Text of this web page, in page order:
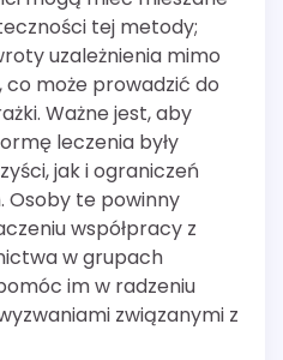
tej metody;
uzależnienia mimo
co może prowadzić do
Ważne jest, aby
leczenia były
jak i ograniczeń
Osoby te powinny
współpracy z
w grupach
im w radzeniu
związanymi z